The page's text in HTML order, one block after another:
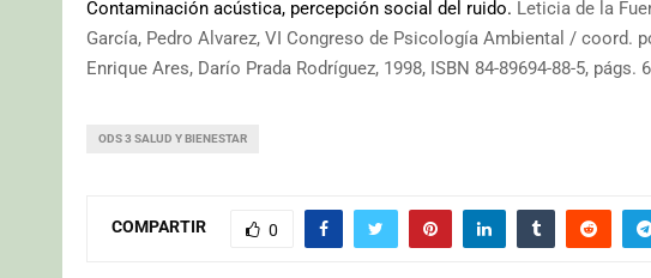
Contaminación acústica, percepción social del ruido. Leticia de la
García, Pedro Alvarez, VI Congreso de Psicología Ambiental / coord.
Enrique Ares, Darío Prada Rodríguez, 1998, ISBN 84-89694-88-5, págs.
ODS 3 SALUD Y BIENESTAR
COMPARTIR 0